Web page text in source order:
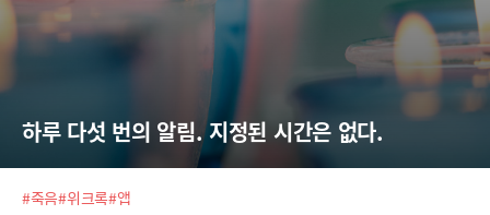
하루 다섯 번의 알림. 지정된 시간은 없다.
#죽음#위크록#앱